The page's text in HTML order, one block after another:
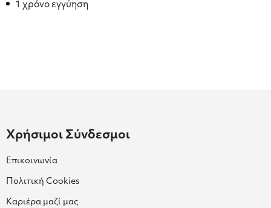
1 χρόνο εγγύηση
Χρήσιμοι Σύνδεσμοι
Επικοινωνία
Πολιτική Cookies
Καριέρα μαζί μας